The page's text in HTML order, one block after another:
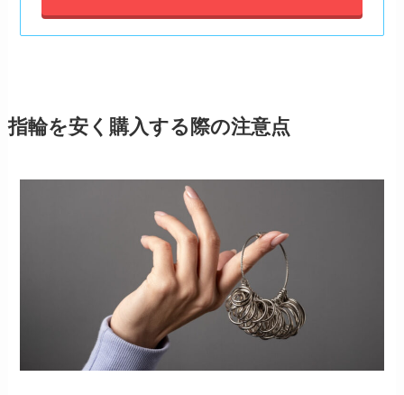
指輪を安く購入する際の注意点